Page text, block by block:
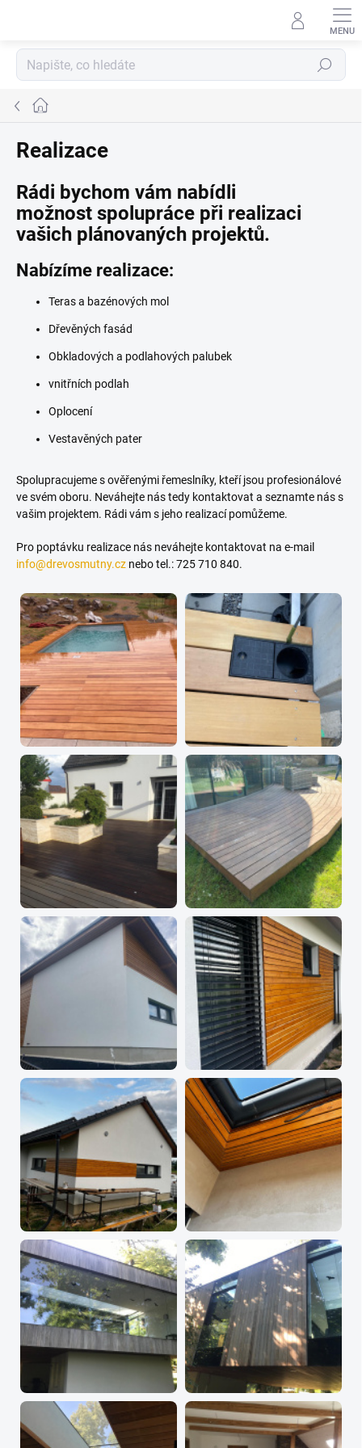
Hledat
Domů
Realizace
Rádi bychom vám nabídli
možnost spolupráce při realizaci
vašich plánovaných projektů.
Nabízíme realizace:
Teras a bazénových mol
Dřevěných fasád
Obkladových a podlahových palubek
vnitřních podlah
Oplocení
Vestavěných pater
Spolupracujeme s ověřenými řemeslníky, kteří jsou profesionálové
ve svém oboru. Neváhejte nás tedy kontaktovat a seznamte nás s
vašim projektem. Rádi vám s jeho realizací pomůžeme.
Pro poptávku realizace nás neváhejte kontaktovat na e-mail
info@drevosmutny.cz nebo tel.: 725 710 840.